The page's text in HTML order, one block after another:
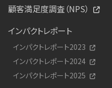
顧客満足度調査（NPS）
インパクトレポート
インパクトレポート2023
インパクトレポート2024
インパクトレポート2025